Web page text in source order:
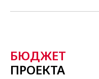
БЮДЖЕТ
ПРОЕКТА